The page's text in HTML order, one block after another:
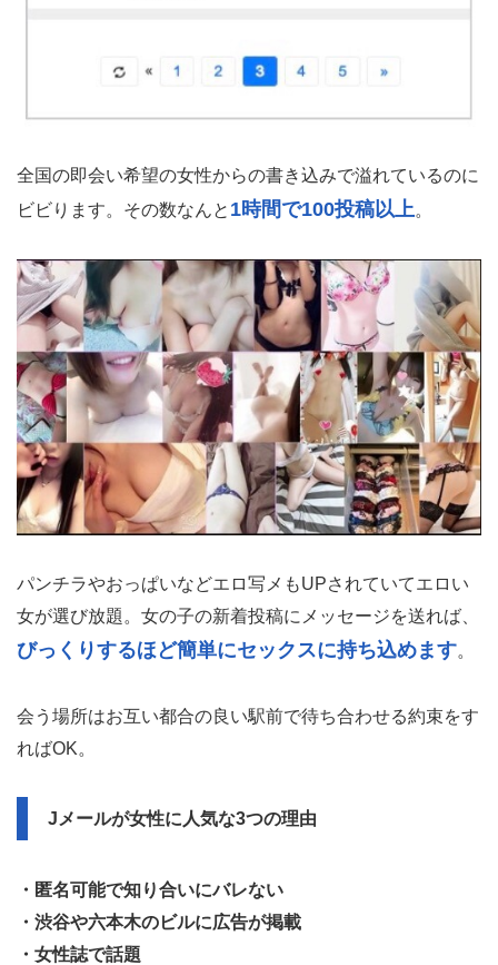
全国の即会い希望の女性からの書き込みで溢れているのに
ビビります。その数なんと 1時間で100投稿以上。
パンチラやおっぱいなどエロ写メもUPされていてエロい
女が選び放題。女の子の新着投稿にメッセージを送れば、
びっくりするほど簡単にセックスに持ち込めます。
会う場所はお互い都合の良い駅前で待ち合わせる約束をす
ればOK。
Jメールが女性に人気な3つの理由
・匿名可能で知り合いにバレない
・渋谷や六本木のビルに広告が掲載
・女性誌で話題